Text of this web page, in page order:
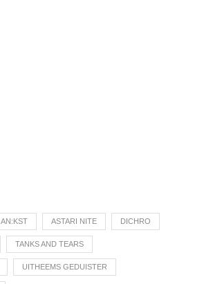
AN:KST ASTARI NITE DICHRO
TANKS AND TEARS
UITHEEMS GEDUISTER